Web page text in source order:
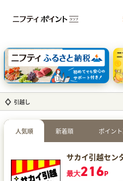
三井住友カード ゴールド（NL）（家族
【実質初月無料】DMM | Disney+(ディ
SBI証券 確定拠出年金（iDeCo）
引越し
人気順 新着順 ポイン
サカイ引越セン
最大216P